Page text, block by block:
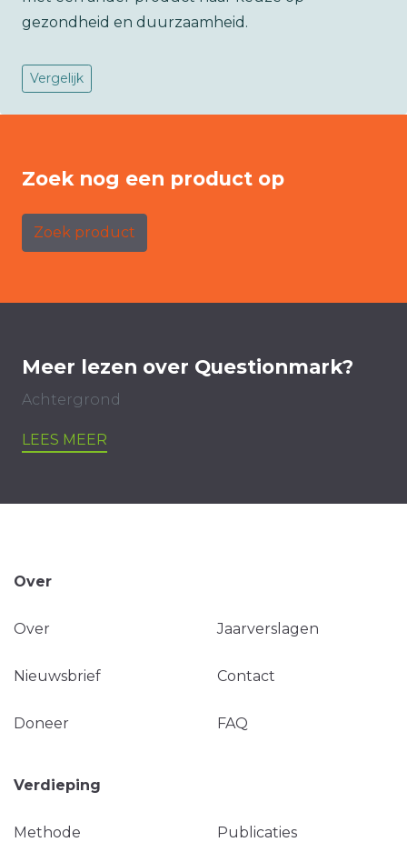
gezondheid en duurzaamheid.
Vergelijk
Zoek nog een product op
Zoek product
Meer lezen over Questionmark?
Achtergrond
LEES MEER
Over
Over Jaarverslagen
Nieuwsbrief Contact
Doneer FAQ
Verdieping
Methode Publicaties